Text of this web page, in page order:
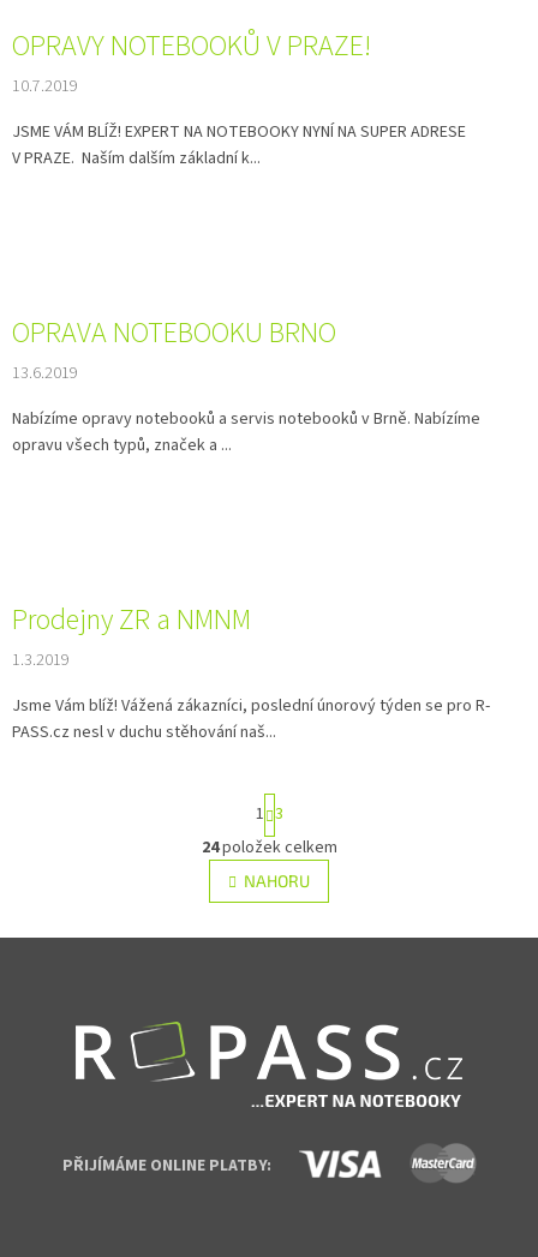
OPRAVY NOTEBOOKŮ V PRAZE!
10.7.2019
JSME VÁM BLÍŽ! EXPERT NA NOTEBOOKY NYNÍ NA SUPER ADRESE
V PRAZE. Naším dalším základní k...
OPRAVA NOTEBOOKU BRNO
13.6.2019
Nabízíme opravy notebooků a servis notebooků v Brně. Nabízíme
opravu všech typů, značek a ...
Prodejny ZR a NMNM
1.3.2019
Jsme Vám blíž! Vážená zákazníci, poslední únorový týden se pro R-
PASS.cz nesl v duchu stěhování naš...
Ovládací prvky výpisu
Stránkování
1 3
24položek celkem
NAHORU
PŘIJÍMÁME ONLINE PLATBY: